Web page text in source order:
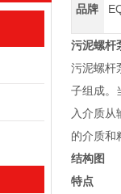
品牌
污泥螺杆
污泥螺杆
子组成
入介质从
的介质和
结构图
特点